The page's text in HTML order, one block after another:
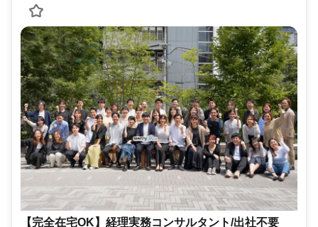
【完全在宅OK】経理実務コンサルタント/出社不要